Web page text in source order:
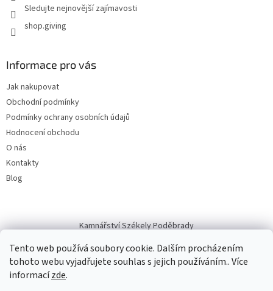
Tento web používá soubory cookie. Dalším procházením
tohoto webu vyjadřujete souhlas s jejich používáním.. Více
informacízde.
Sledujte nejnovější zajímavosti
shop.giving
Informace pro vás
Jak nakupovat
Obchodní podmínky
Podmínky ochrany osobních údajů
Hodnocení obchodu
O nás
Kontakty
Blog
Kamnářství Székely Poděbrady